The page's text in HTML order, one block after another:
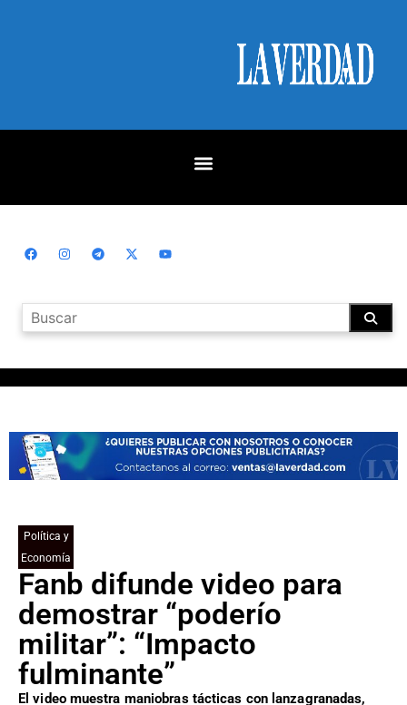
Política y
Economía
Fanb difunde video para
demostrar “poderío
militar”: “Impacto
fulminante”
El video muestra maniobras tácticas con lanzagranadas,